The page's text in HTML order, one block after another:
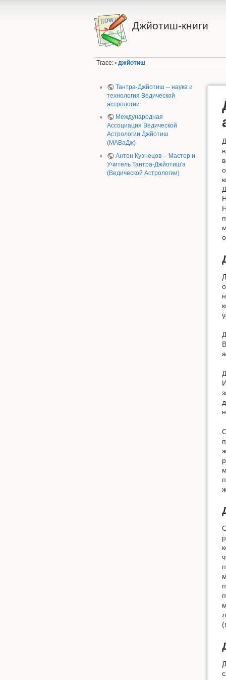
Джйотиш-книги
Trace: • джйотиш
Тантра-Джйотиш -- наука и
технология Ведической
астрологии
Международная
Ассоциация Ведической
Астрологии Джйотиш
(МАВаДж)
Антон Кузнецов -- Мастер и
Учитель Тантра-Джйотиш'а
(Ведической Астрологии)